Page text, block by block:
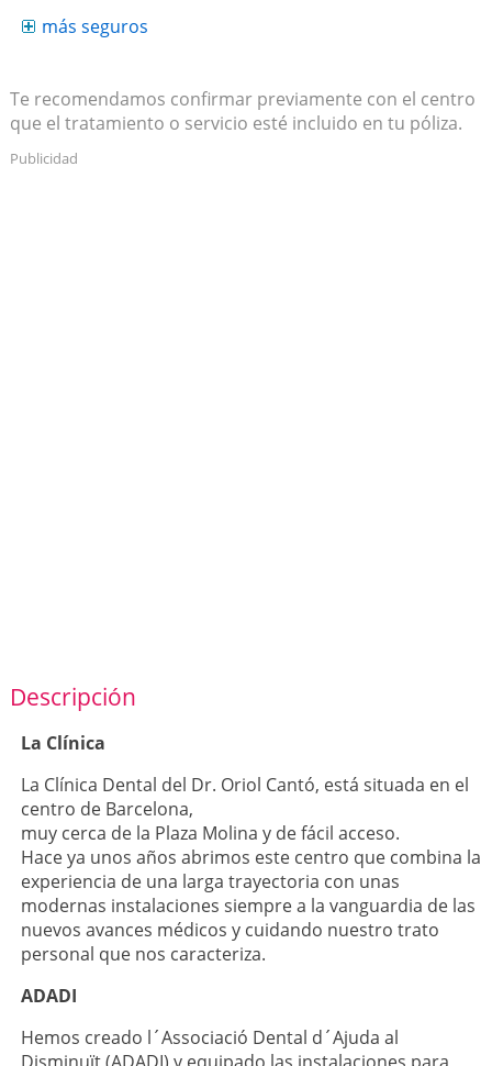
más seguros
Te recomendamos confirmar previamente con el centro
que el tratamiento o servicio esté incluido en tu póliza.
Publicidad
Descripción
La Clínica
La Clínica Dental del Dr. Oriol Cantó, está situada en el
centro de Barcelona,
muy cerca de la Plaza Molina y de fácil acceso.
Hace ya unos años abrimos este centro que combina la
experiencia de una larga trayectoria con unas
modernas instalaciones siempre a la vanguardia de las
nuevos avances médicos y cuidando nuestro trato
personal que nos caracteriza.
ADADI
Hemos creado l´Associació Dental d´Ajuda al